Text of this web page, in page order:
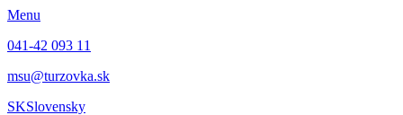
Menu
041-42 093 11
msu@turzovka.sk
SKSlovensky